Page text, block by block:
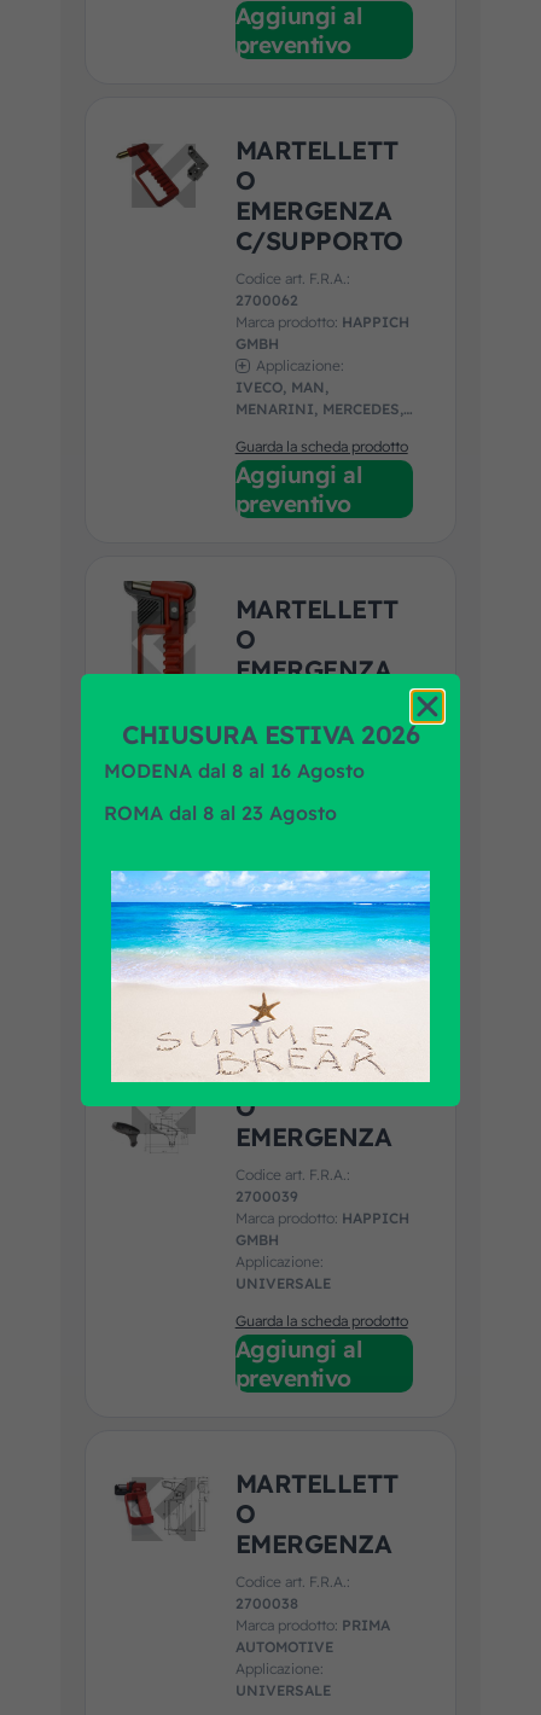
Aggiungi al
preventivo
MARTELLETT
O
EMERGENZA
C/SUPPORTO
Codice art. F.R.A.:
2700062
Marca prodotto: HAPPICH
GMBH
Applicazione:
IVECO, MAN,
MENARINI, MERCEDES,
Guarda la scheda prodotto
Aggiungi al
preventivo
MARTELLETT
O
EMERGENZA
LAMA
Codice art. F.R.A.:
Marca prodotto:
UNIVERSALE
Guarda la scheda prodotto
Aggiungi al
preventivo
MARTELLETT
O
EMERGENZA
Codice art. F.R.A.:
2700039
Marca prodotto: HAPPICH
GMBH
Applicazione:
UNIVERSALE
Guarda la scheda prodotto
Aggiungi al
preventivo
MARTELLETT
O
EMERGENZA
Codice art. F.R.A.:
2700038
Marca prodotto: PRIMA
AUTOMOTIVE
Applicazione:
UNIVERSALE
CHIUSURA ESTIVA 2026
MODENA dal 8 al 16 Agosto
ROMA dal 8 al 23 Agosto